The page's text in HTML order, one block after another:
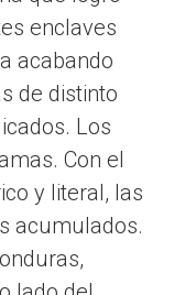
enclaves
acabando
de distinto
Los
Con el
y literal, las
acumulados.